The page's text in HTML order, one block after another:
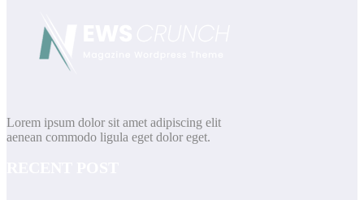
Lorem ipsum dolor sit amet adipiscing elit
aenean commodo ligula eget dolor eget.